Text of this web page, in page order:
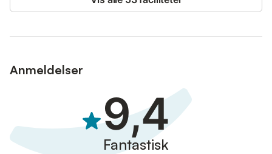
Anmeldelser
9,4
Fantastisk